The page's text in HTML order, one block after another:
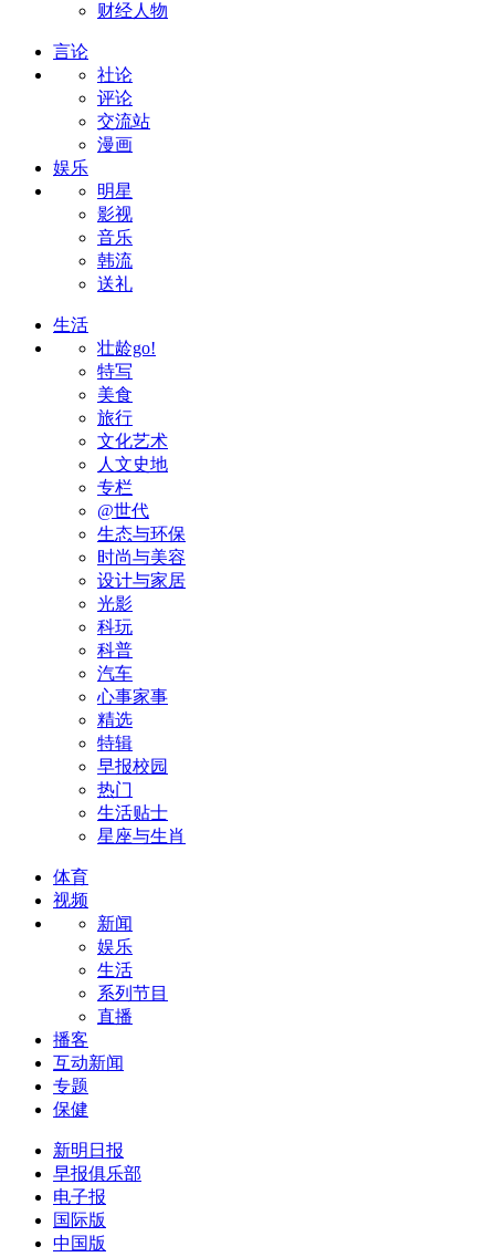
财经人物
言论
社论
评论
交流站
漫画
娱乐
明星
影视
音乐
韩流
送礼
生活
壮龄go!
特写
美食
旅行
文化艺术
人文史地
专栏
@世代
生态与环保
时尚与美容
设计与家居
光影
科玩
科普
汽车
心事家事
精选
特辑
早报校园
热门
生活贴士
星座与生肖
体育
视频
新闻
娱乐
生活
系列节目
直播
播客
互动新闻
专题
保健
新明日报
早报俱乐部
电子报
国际版
中国版